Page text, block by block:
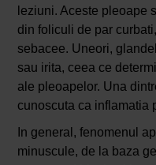
leziuni. Aceste pleoape
din foliculi de par
sebacee. Uneori,
sau irita, ceea ce
ale pleoapelor. Una
cunoscuta ca inflamatia
In general, fenomenul
minuscule, de la baza